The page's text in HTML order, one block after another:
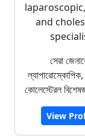
and
সেরা
কোলেস্টেরল
View